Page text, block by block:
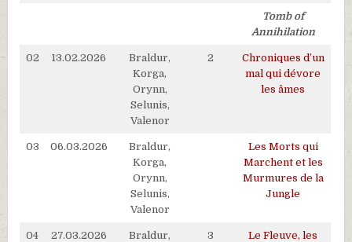
Tomb of
Annihilation
02 13.02.2026
Braldur,
Korga,
Orynn,
Selunis,
Valenor
2
Chroniques d’un
mal qui dévore
les âmes
03 06.03.2026
Braldur,
Korga,
Orynn,
Selunis,
Valenor
Les Morts qui
Marchent et les
Murmures de la
Jungle
04 27.03.2026
Braldur,
3
Le Fleuve, les